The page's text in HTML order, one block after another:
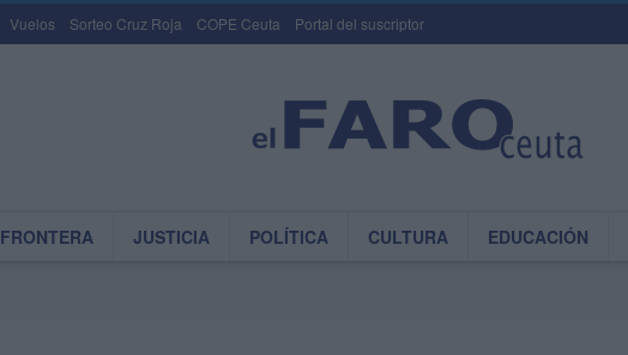
Vuelos Sorteo Cruz Roja COPE Ceuta Portal del suscriptor
FRONTERA JUSTICIA POLÍTICA CULTURA EDUCACIÓN